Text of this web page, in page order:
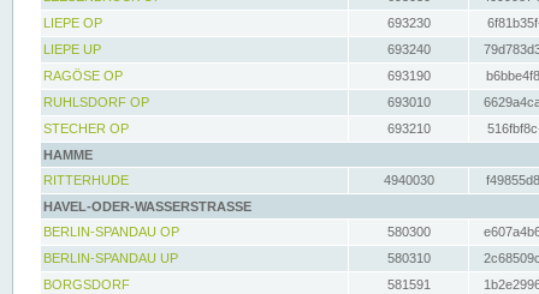
LIEPE OP
693230
LIEPE UP
693240
RAGÖSE OP
693190
RUHLSDORF OP
693010
STECHER OP
693210
HAMME
RITTERHUDE
4940030
HAVEL-ODER-WASSERSTRASSE
BERLIN-SPANDAU OP
580300
BERLIN-SPANDAU UP
580310
BORGSDORF
581591